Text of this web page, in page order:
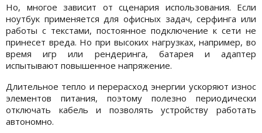
Но, многое зависит от сценария использования. Если
ноутбук применяется для офисных задач, серфинга или
работы с текстами, постоянное подключение к сети не
принесет вреда. Но при высоких нагрузках, например, во
время игр или рендеринга, батарея и адаптер
испытывают повышенное напряжение.
Длительное тепло и перерасход энергии ускоряют износ
элементов питания, поэтому полезно периодически
отключать кабель и позволять устройству работать
автономно.